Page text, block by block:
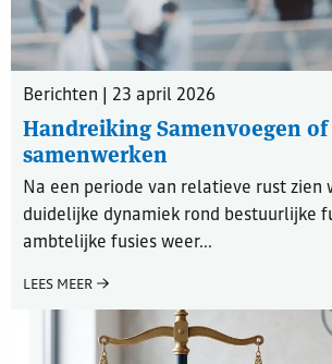
Berichten | 23 april 2026
Handreiking Samenvoegen of
samenwerken
Na een periode van relatieve rust zien
duidelijke dynamiek rond bestuurlijke
ambtelijke fusies weer...
LEES MEER